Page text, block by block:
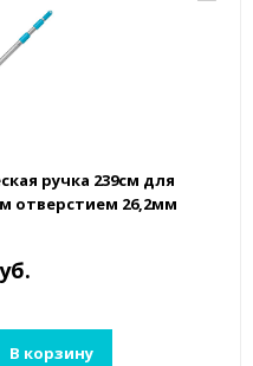
ручка 239см для
отверстием 26,2мм
В корзину